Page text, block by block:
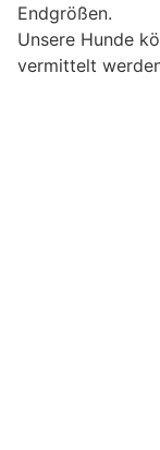
Endgrößen.
Unsere Hunde
vermittelt